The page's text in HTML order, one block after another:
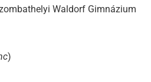
Waldorf Gimnázium
)